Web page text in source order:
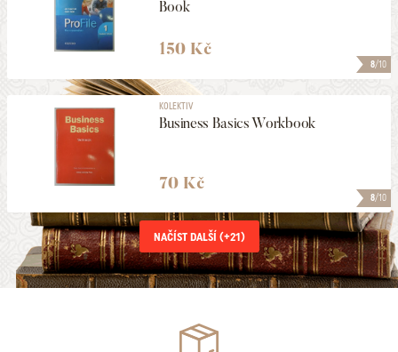
8/10
Book
150 Kč
8/10
KOLEKTIV
Business Basics Workbook
70 Kč
NAČÍST DALŠÍ (+21)